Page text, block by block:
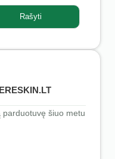
Rašyti
šiuo metu